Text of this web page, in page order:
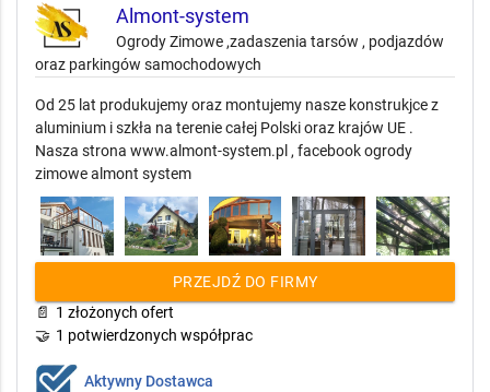
Almont-system
Ogrody Zimowe ,zadaszenia tarsów , podjazdów
oraz parkingów samochodowych
Od 25 lat produkujemy oraz montujemy nasze konstrukjce z
aluminium i szkła na terenie całej Polski oraz krajów UE .
Nasza strona www.almont-system.pl , facebook ogrody
zimowe almont system
PRZEJDŹ DO FIRMY
📄 1 złożonych ofert
🤝 1 potwierdzonych współprac
Aktywny Dostawca